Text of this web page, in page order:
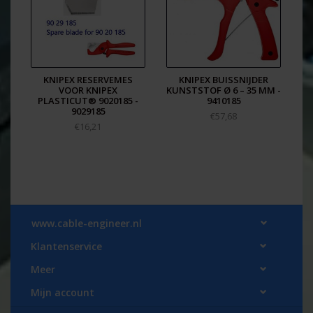
KNIPEX RESERVEMES
VOOR KNIPEX
PLASTICUT® 9020185 -
9029185
€16,21
KNIPEX BUISSNIJDER
KUNSTSTOF Ø 6 – 35 MM -
9410185
€57,68
www.cable-engineer.nl
Klantenservice
Meer
Mijn account